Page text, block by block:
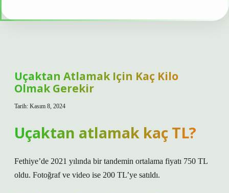
Uçaktan Atlamak Için Kaç Kilo
Olmak Gerekir
Tarih: Kasım 8, 2024
Uçaktan atlamak kaç TL?
Fethiye’de 2021 yılında bir tandemin ortalama fiyatı 750 TL
oldu. Fotoğraf ve video ise 200 TL’ye satıldı.